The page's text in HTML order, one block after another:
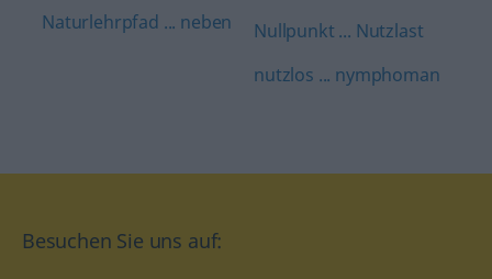
Naturlehrpfad ... neben
Nullpunkt ... Nutzlast
nutzlos ... nymphoman
Besuchen Sie uns auf: